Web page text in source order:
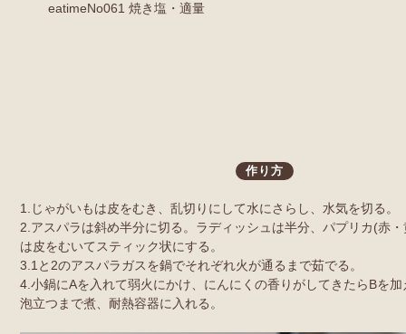
eatimeNo061 焼き塩・適量
作り方
1.じゃがいもは皮をむき、乱切りにして水にさらし、水気を切る。
2.アスパラは斜め半分に切る。ラディッシュは半分、パプリカ(赤
は皮をむいてスティック状にする。
3.1と2のアスパラガスを鍋でそれぞれ火が通るまで茹でる。
4.小鍋にAを入れて弱火にかけ、にんにくの香りがしてきたらBを
泡立つまで煮、耐熱容器に入れる。